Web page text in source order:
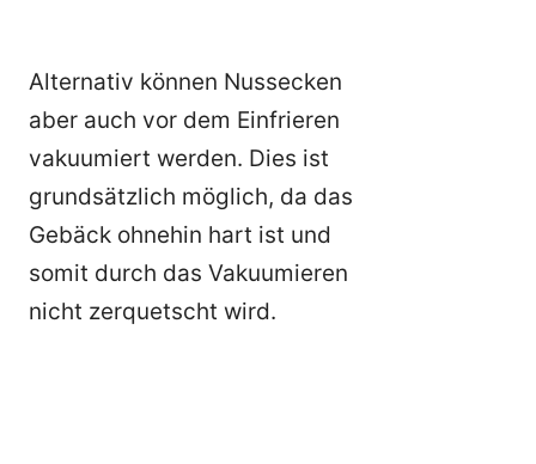
Alternativ können Nussecken
aber auch vor dem Einfrieren
vakuumiert werden. Dies ist
grundsätzlich möglich, da das
Gebäck ohnehin hart ist und
somit durch das Vakuumieren
nicht zerquetscht wird.